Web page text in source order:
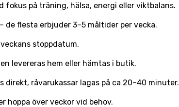
fokus på träning, hälsa, energi eller viktbalans.
de flesta erbjuder 3–5 måltider per vecka.
stoppdatum.
levereras hem eller hämtas i butik.
direkt, råvarukassar lagas på ca 20–40 minuter.
hoppa över veckor vid behov.